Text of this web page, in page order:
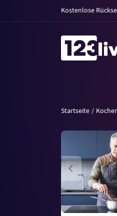
Kostenlose
Startseite